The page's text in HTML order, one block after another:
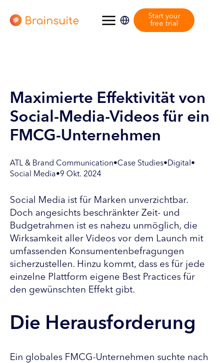
Start your
free trial
Maximierte Effektivität von
Social-Media-Videos für ein
FMCG-Unternehmen
ATL & Brand Communication•Case Studies•Digital •
Social Media•9 Okt. 2024
Social Media ist für Marken unverzichtbar.
Doch angesichts beschränkter Zeit- und
Budgetrahmen ist es nahezu unmöglich, die
Wirksamkeit aller Videos vor dem Launch mit
umfassenden Konsumentenbefragungen
sicherzustellen. Hinzu kommt, dass es für jede
einzelne Plattform eigene Best Practices für
den gewünschten Effekt gibt.
Die Herausforderung
Ein globales FMCG-Unternehmen suchte nach